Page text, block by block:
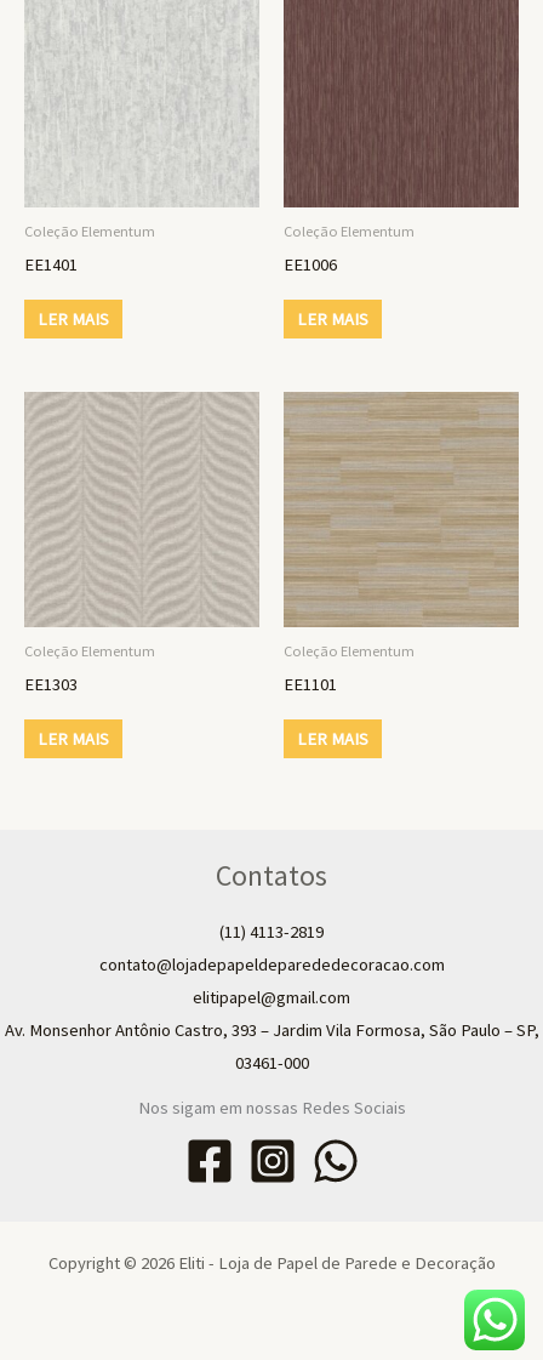
Coleção Elementum
EE1401
LER MAIS
Coleção Elementum
EE1006
LER MAIS
Coleção Elementum
EE1303
LER MAIS
Coleção Elementum
EE1101
LER MAIS
Contatos
(11) 4113-2819
contato@lojadepapeldeparededecoracao.com
elitipapel@gmail.com​
Av. Monsenhor Antônio Castro, 393 – Jardim Vila Formosa, São Paulo – SP,
03461-000
Nos sigam em nossas Redes Sociais
Copyright © 2026 Eliti - Loja de Papel de Parede e Decoração